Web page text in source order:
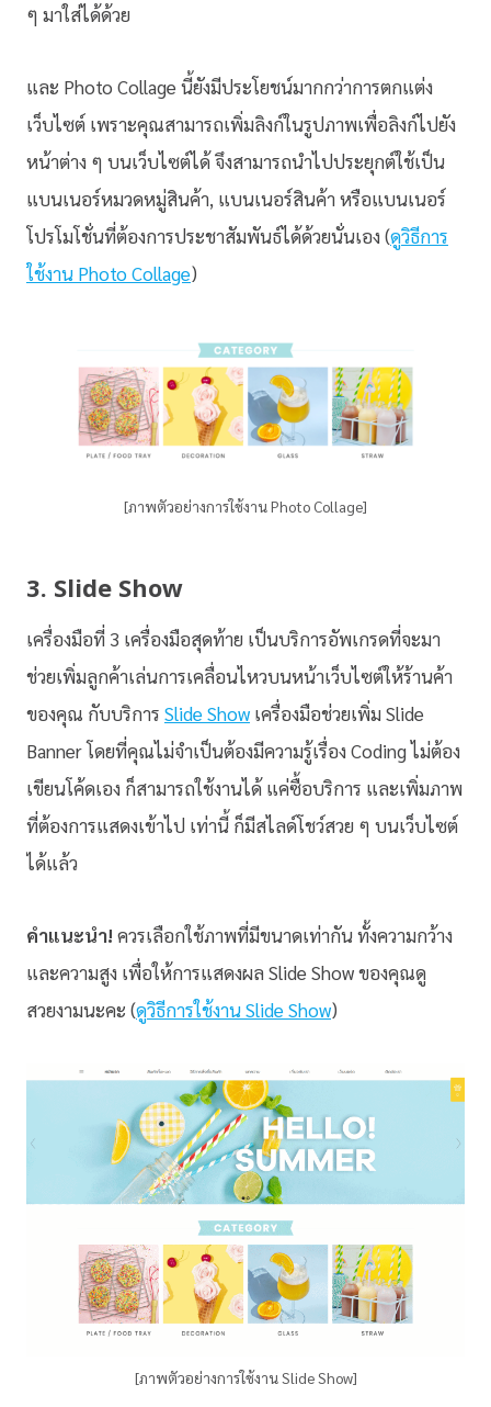
ๆ มาใส่ได้ด้วย
และ Photo Collage นี้ยังมีประโยชน์มากกว่าการตกแต่ง
เว็บไซต์ เพราะคุณสามารถเพิ่มลิงก์ในรูปภาพเพื่อลิงก์ไปยัง
หน้าต่าง ๆ บนเว็บไซต์ได้ จึงสามารถนำไปประยุกต์ใช้เป็น
แบนเนอร์หมวดหมู่สินค้า, แบนเนอร์สินค้า หรือแบนเนอร์
โปรโมโชั่นที่ต้องการประชาสัมพันธ์ได้ด้วยนั่นเอง (ดูวิธีการ
ใช้งาน Photo Collage)
[ภาพตัวอย่างการใช้งาน Photo Collage]
3. Slide Show
เครื่องมือที่ 3 เครื่องมือสุดท้าย เป็นบริการอัพเกรดที่จะมา
ช่วยเพิ่มลูกค้าเล่นการเคลื่อนไหวบนหน้าเว็บไซต์ให้ร้านค้า
ของคุณ กับบริการ Slide Show เครื่องมือช่วยเพิ่ม Slide
Banner โดยที่คุณไม่จำเป็นต้องมีความรู้เรื่อง Coding ไม่ต้อง
เขียนโค้ดเอง ก็สามารถใช้งานได้ แค่ซื้อบริการ และเพิ่มภาพ
ที่ต้องการแสดงเข้าไป เท่านี้ ก็มีสไลด์โชว์สวย ๆ บนเว็บไซต์
ได้แล้ว
คำแนะนำ! ควรเลือกใช้ภาพที่มีขนาดเท่ากัน ทั้งความกว้าง
และความสูง เพื่อให้การแสดงผล Slide Show ของคุณดู
สวยงามนะคะ (ดูวิธีการใช้งาน Slide Show)
[ภาพตัวอย่างการใช้งาน Slide Show]